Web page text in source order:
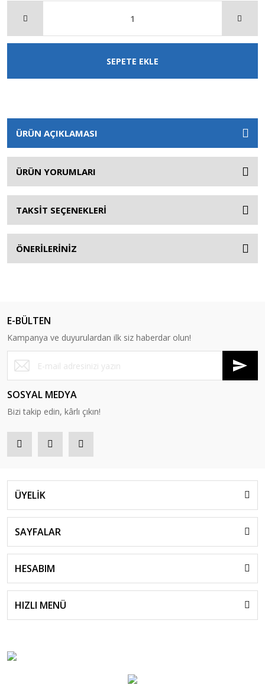
SEPETE EKLE
ÜRÜN AÇIKLAMASI
ÜRÜN YORUMLARI
TAKSİT SEÇENEKLERİ
ÖNERİLERİNİZ
E-BÜLTEN
Kampanya ve duyurulardan ilk siz haberdar olun!
SOSYAL MEDYA
Bizi takip edin, kârlı çıkın!
ÜYELİK
SAYFALAR
HESABIM
HIZLI MENÜ